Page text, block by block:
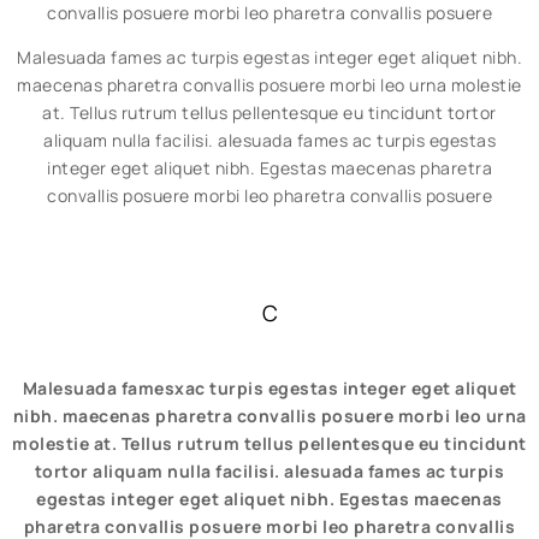
convallis posuere morbi leo pharetra convallis posuere
Malesuada fames ac turpis egestas integer eget aliquet nibh.
maecenas pharetra convallis posuere morbi leo urna molestie
at. Tellus rutrum tellus pellentesque eu tincidunt tortor
aliquam nulla facilisi. alesuada fames ac turpis egestas
integer eget aliquet nibh. Egestas maecenas pharetra
convallis posuere morbi leo pharetra convallis posuere
C
Malesuada famesxac turpis egestas integer eget aliquet
nibh. maecenas pharetra convallis posuere morbi leo urna
molestie at. Tellus rutrum tellus pellentesque eu tincidunt
tortor aliquam nulla facilisi. alesuada fames ac turpis
egestas integer eget aliquet nibh. Egestas maecenas
pharetra convallis posuere morbi leo pharetra convallis